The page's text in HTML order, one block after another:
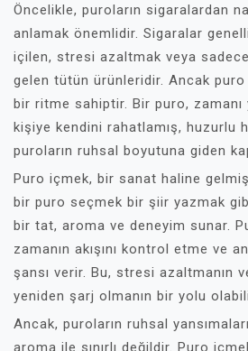
Öncelikle, puroların sigaralardan
anlamak önemlidir. Sigaralar
içilen, stresi azaltmak veya sadece
gelen tütün ürünleridir. Ancak
bir ritme sahiptir. Bir puro, zamanı
kişiye kendini rahatlamış, huzurlu
puroların ruhsal boyutuna giden
Puro içmek, bir sanat haline
bir puro seçmek bir şiir yazmak
bir tat, aroma ve deneyim sunar.
zamanın akışını kontrol etme ve
şansı verir. Bu, stresi azaltmanın
yeniden şarj olmanın bir yolu
Ancak, puroların ruhsal
aroma ile sınırlı değildir. Puro